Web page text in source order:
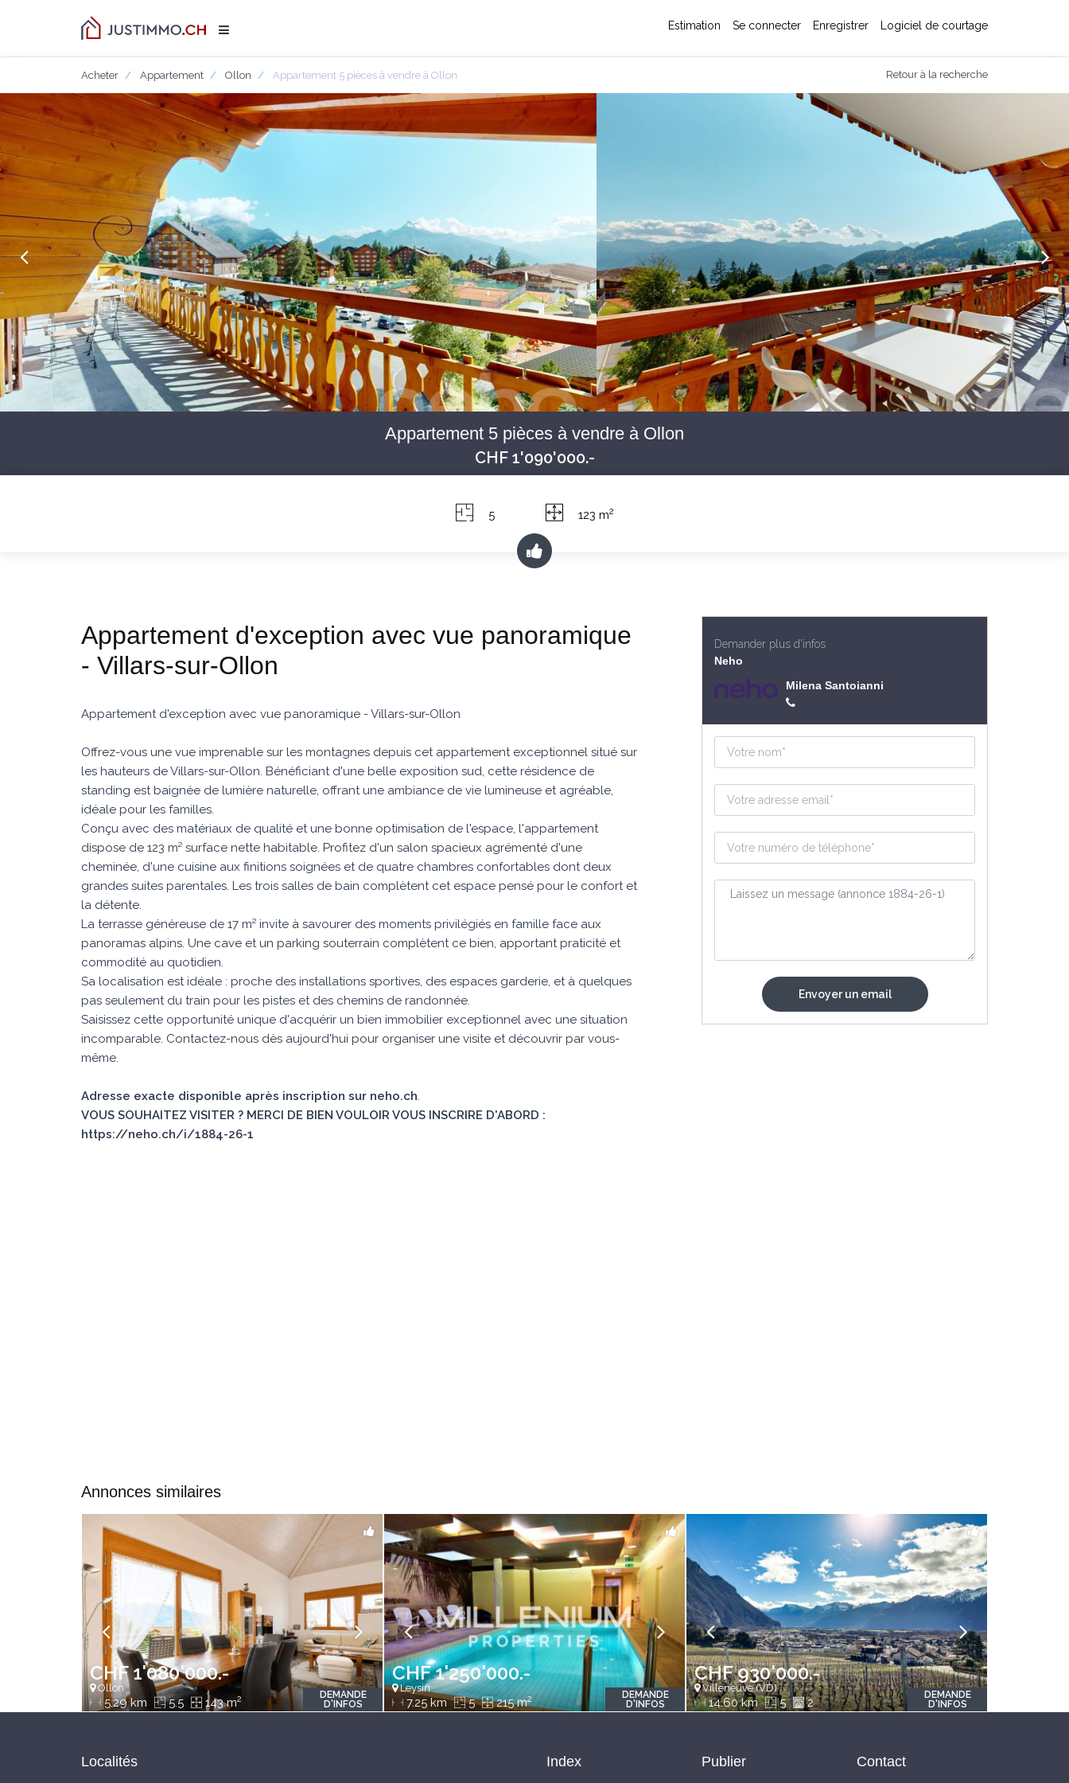
Estimation Se connecter Enregistrer Logiciel de courtage
Acheter Appartement Ollon Appartement 5 pièces à vendre à Ollon Retour à la recherche
Appartement 5 pièces à vendre à Ollon
CHF 1'090'000.-
5 123 m2
Appartement d'exception avec vue panoramique
- Villars-sur-Ollon
Appartement d'exception avec vue panoramique - Villars-sur-Ollon
Offrez-vous une vue imprenable sur les montagnes depuis cet appartement exceptionnel situé sur
les hauteurs de Villars-sur-Ollon. Bénéficiant d'une belle exposition sud, cette résidence de
standing est baignée de lumière naturelle, offrant une ambiance de vie lumineuse et agréable,
idéale pour les familles.
Conçu avec des matériaux de qualité et une bonne optimisation de l'espace, l'appartement
dispose de 123 m² surface nette habitable. Profitez d'un salon spacieux agrémenté d'une
cheminée, d'une cuisine aux finitions soignées et de quatre chambres confortables dont deux
grandes suites parentales. Les trois salles de bain complètent cet espace pensé pour le confort et
la détente.
La terrasse généreuse de 17 m² invite à savourer des moments privilégiés en famille face aux
panoramas alpins. Une cave et un parking souterrain complètent ce bien, apportant praticité et
commodité au quotidien.
Sa localisation est idéale : proche des installations sportives, des espaces garderie, et à quelques
pas seulement du train pour les pistes et des chemins de randonnée.
Saisissez cette opportunité unique d'acquérir un bien immobilier exceptionnel avec une situation
incomparable. Contactez-nous dès aujourd'hui pour organiser une visite et découvrir par vous-
même.
Adresse exacte disponible après inscription sur neho.ch.
VOUS SOUHAITEZ VISITER ? MERCI DE BIEN VOULOIR VOUS INSCRIRE D'ABORD :
https://neho.ch/i/1884-26-1
Demander plus d'infos
Neho
Milena Santoianni
Annonces similaires
CHF 1'080'000.-
Ollon
5.29 km 5.5 143 m2
DEMANDE
D'INFOS
CHF 1'250'000.-
Leysin
7.25 km 5 215 m2
DEMANDE
D'INFOS
CHF 930'000.-
Villeneuve (VD)
14.60 km 5 2
DEMANDE
D'INFOS
Localités Index Publier Contact